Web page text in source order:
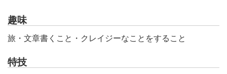
趣味
旅・文章書くこと・クレイジーなことをすること
特技